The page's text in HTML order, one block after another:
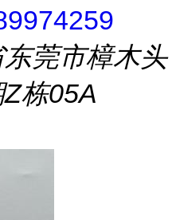
莞市樟木头
栋05A